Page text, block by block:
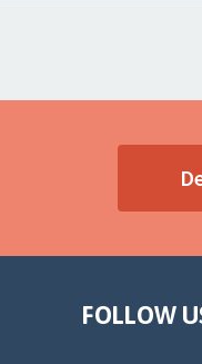
FOLLOW